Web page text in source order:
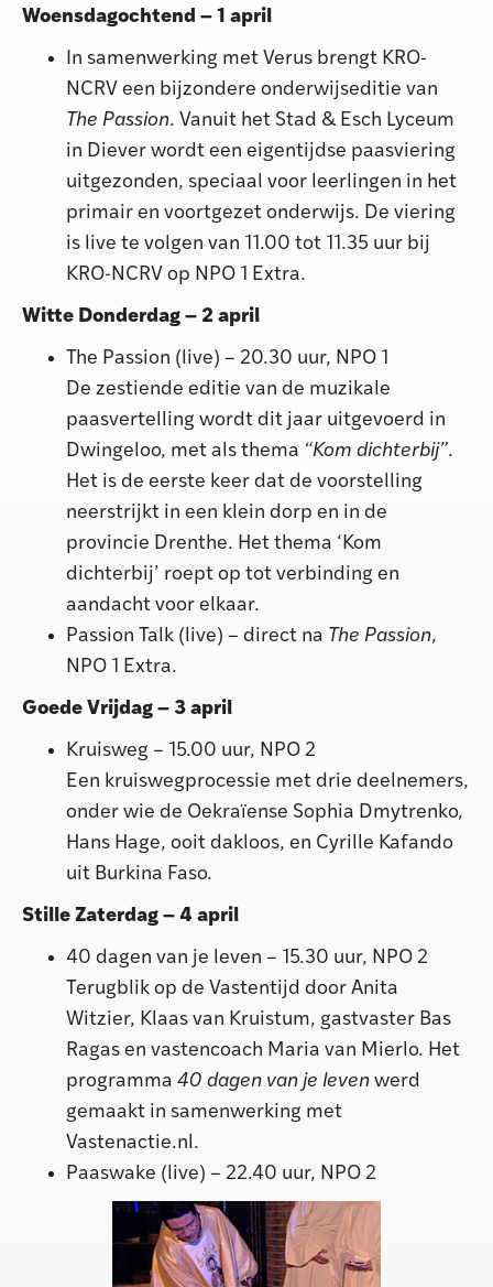
Woensdagochtend – 1 april
In samenwerking met Verus brengt KRO-
NCRV een bijzondere onderwijseditie van
The Passion. Vanuit het Stad & Esch Lyceum
in Diever wordt een eigentijdse paasviering
uitgezonden, speciaal voor leerlingen in het
primair en voortgezet onderwijs. De viering
is live te volgen van 11.00 tot 11.35 uur bij
KRO-NCRV op NPO 1 Extra.
Witte Donderdag – 2 april
The Passion (live) – 20.30 uur, NPO 1
De zestiende editie van de muzikale
paasvertelling wordt dit jaar uitgevoerd in
Dwingeloo, met als thema “Kom dichterbij”.
Het is de eerste keer dat de voorstelling
neerstrijkt in een klein dorp en in de
provincie Drenthe. Het thema ‘Kom
dichterbij’ roept op tot verbinding en
aandacht voor elkaar.
Passion Talk (live) – direct na The Passion,
NPO 1 Extra.
Goede Vrijdag – 3 april
Kruisweg – 15.00 uur, NPO 2
Een kruiswegprocessie met drie deelnemers,
onder wie de Oekraïense Sophia Dmytrenko,
Hans Hage, ooit dakloos, en Cyrille Kafando
uit Burkina Faso.
Stille Zaterdag – 4 april
40 dagen van je leven – 15.30 uur, NPO 2
Terugblik op de Vastentijd door Anita
Witzier, Klaas van Kruistum, gastvaster Bas
Ragas en vastencoach Maria van Mierlo. Het
programma 40 dagen van je leven werd
gemaakt in samenwerking met
Vastenactie.nl.
Paaswake (live) – 22.40 uur, NPO 2